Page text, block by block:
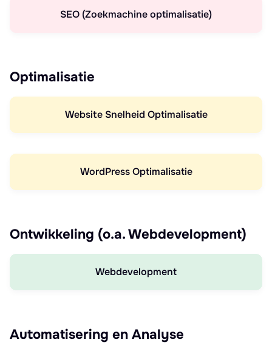
SEO (Zoekmachine optimalisatie)
Optimalisatie
Website Snelheid Optimalisatie
WordPress Optimalisatie
Ontwikkeling (o.a. Webdevelopment)
Webdevelopment
Automatisering en Analyse